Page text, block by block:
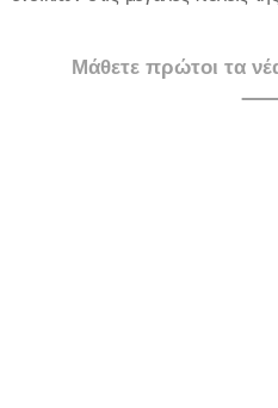
Μάθετε πρώτοι τα